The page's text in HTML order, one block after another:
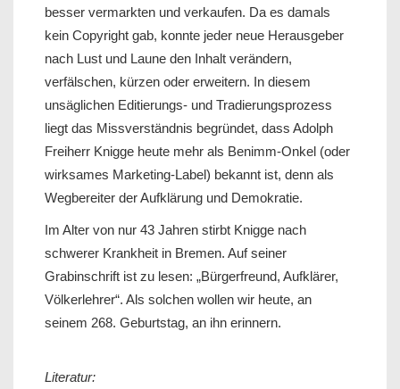
besser vermarkten und verkaufen. Da es damals
kein Copyright gab, konnte jeder neue Herausgeber
nach Lust und Laune den Inhalt verändern,
verfälschen, kürzen oder erweitern. In diesem
unsäglichen Editierungs- und Tradierungsprozess
liegt das Missverständnis begründet, dass Adolph
Freiherr Knigge heute mehr als Benimm-Onkel (oder
wirksames Marketing-Label) bekannt ist, denn als
Wegbereiter der Aufklärung und Demokratie.
Im Alter von nur 43 Jahren stirbt Knigge nach
schwerer Krankheit in Bremen. Auf seiner
Grabinschrift ist zu lesen: „Bürgerfreund, Aufklärer,
Völkerlehrer“. Als solchen wollen wir heute, an
seinem 268. Geburtstag, an ihn erinnern.
Literatur: